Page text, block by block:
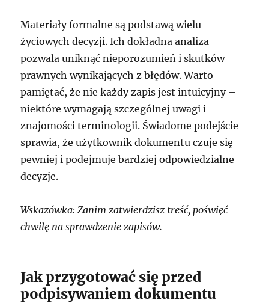
Materiały formalne są podstawą wielu
życiowych decyzji. Ich dokładna analiza
pozwala uniknąć nieporozumień i skutków
prawnych wynikających z błędów. Warto
pamiętać, że nie każdy zapis jest intuicyjny –
niektóre wymagają szczególnej uwagi i
znajomości terminologii. Świadome podejście
sprawia, że użytkownik dokumentu czuje się
pewniej i podejmuje bardziej odpowiedzialne
decyzje.
Wskazówka: Zanim zatwierdzisz treść, poświęć
chwilę na sprawdzenie zapisów.
Jak przygotować się przed
podpisywaniem dokumentu